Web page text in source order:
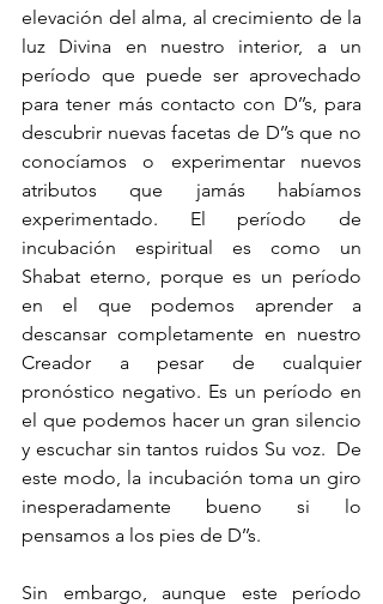
elevación del alma, al crecimiento de la
luz Divina en nuestro interior, a un
período que puede ser aprovechado
para tener más contacto con D’’s, para
descubrir nuevas facetas de D’’s que no
conocíamos o experimentar nuevos
atributos que jamás habíamos
experimentado. El período de
incubación espiritual es como un
Shabat eterno, porque es un período
en el que podemos aprender a
descansar completamente en nuestro
Creador a pesar de cualquier
pronóstico negativo. Es un período en
el que podemos hacer un gran silencio
y escuchar sin tantos ruidos Su voz.  De
este modo, la incubación toma un giro
inesperadamente bueno si lo
pensamos a los pies de D’’s.
Sin embargo, aunque este período